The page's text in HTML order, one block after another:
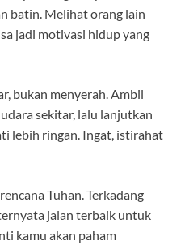
batin. Melihat orang lain
jadi motivasi hidup yang
bukan menyerah. Ambil
sekitar, lalu lanjutkan
lebih ringan. Ingat, istirahat
Tuhan. Terkadang
jalan terbaik untuk
kamu akan paham